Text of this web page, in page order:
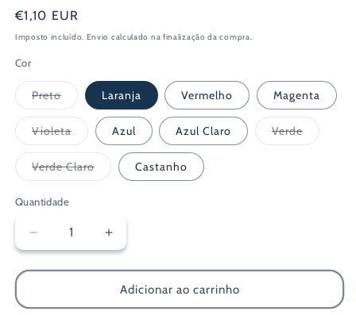
Preço
normal
€1,10 EUR
Imposto incluído. Envio calculado na finalização da compra.
Cor
PretoVariante
esgotada
ou
indisponível
Laranja Vermelho Magenta
VioletaVariante
esgotada
ou
indisponível
Azul Azul Claro VerdeVariante
esgotada
Verde ClaroVariante
esgotada
Castanho
Quantidade
Diminuir
a
quantidade
Marcador
Aumentar
a
quantidade
de
Marcador
Adicionar ao carrinho